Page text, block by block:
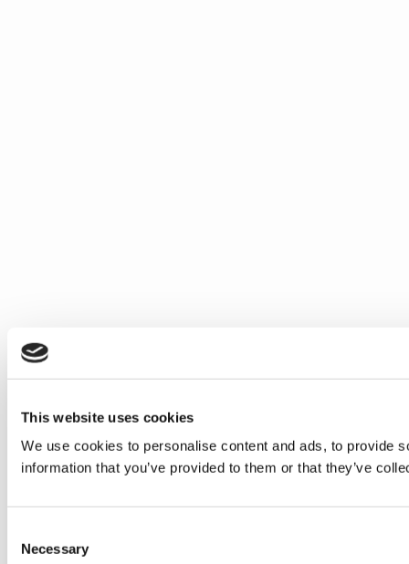
This website uses cookies
We use cookies to personalise content and ads, to provide
information that you’ve provided to them or that they’ve
Selection
Necessary